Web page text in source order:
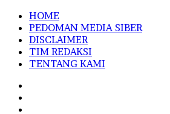
HOME
PEDOMAN MEDIA SIBER
DISCLAIMER
TIM REDAKSI
TENTANG KAMI